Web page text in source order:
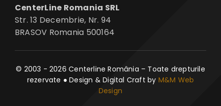
CenterLine Romania SRL
Str. 13 Decembrie, Nr. 94
BRASOV Romania 500164
© 2003 - 2026 Centerline România – Toate drepturile
rezervate ● Design & Digital Craft by M&M Web
Design